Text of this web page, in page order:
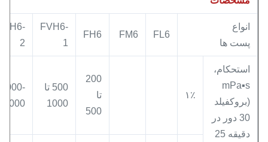
انواع
پست ها
FL6
FM6
FH6
FVH6-
1
2
استحکام،
mPa▪s
(بروکفیلد
30 دور در
دقیقه 25
۱٪
200
تا
500
500 تا
1000
1000-
2000